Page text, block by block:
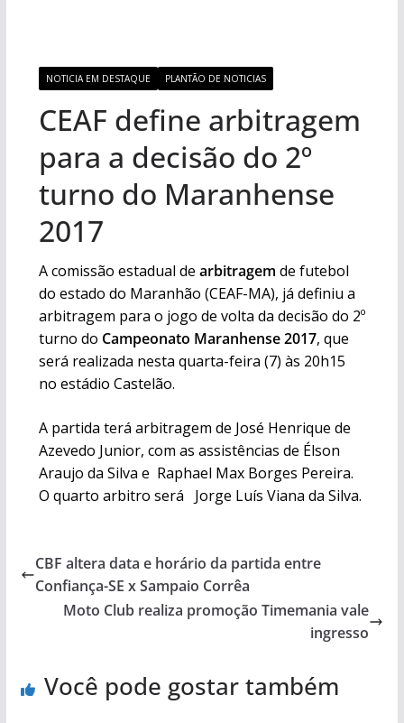
NOTICIA EM DESTAQUE PLANTÃO DE NOTICIAS
CEAF define arbitragem
para a decisão do 2º
turno do Maranhense
2017
A comissão estadual de arbitragem de futebol
do estado do Maranhão (CEAF-MA), já definiu a
arbitragem para o jogo de volta da decisão do 2º
turno do Campeonato Maranhense 2017, que
será realizada nesta quarta-feira (7) às 20h15
no estádio Castelão.
A partida terá arbitragem de José Henrique de
Azevedo Junior, com as assistências de Élson
Araujo da Silva e Raphael Max Borges Pereira.
O quarto arbitro será Jorge Luís Viana da Silva.
CBF altera data e horário da partida entre
Confiança-SE x Sampaio Corrêa
Moto Club realiza promoção Timemania vale
ingresso
Você pode gostar também